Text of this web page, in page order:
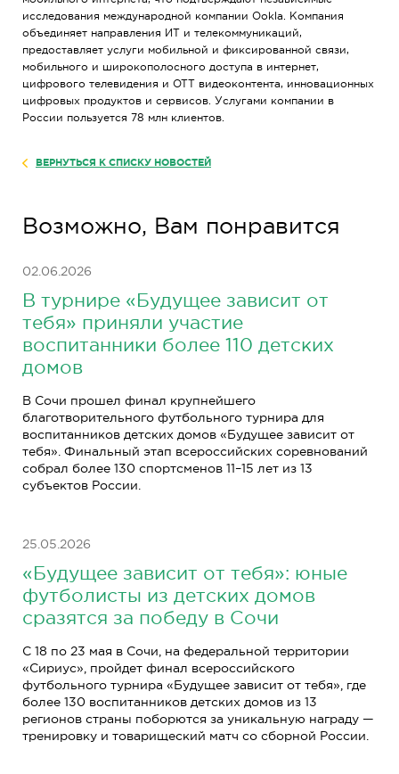
исследования международной компании Ookla. Компания
объединяет направления ИТ и телекоммуникаций,
предоставляет услуги мобильной и фиксированной связи,
мобильного и широкополосного доступа в интернет,
цифрового телевидения и OTT видеоконтента, инновационных
цифровых продуктов и сервисов. Услугами компании в
России пользуется 78 млн клиентов.
ВЕРНУТЬСЯ К СПИСКУ НОВОСТЕЙ
Возможно, Вам понравится
02.06.2026
В турнире «Будущее зависит от
тебя» приняли участие
воспитанники более 110 детских
домов
В Сочи прошел финал крупнейшего
благотворительного футбольного турнира для
воспитанников детских домов «Будущее зависит от
тебя». Финальный этап всероссийских соревнований
собрал более 130 спортсменов 11–15 лет из 13
субъектов России.
25.05.2026
«Будущее зависит от тебя»: юные
футболисты из детских домов
сразятся за победу в Сочи
С 18 по 23 мая в Сочи, на федеральной территории
«Сириус», пройдет финал всероссийского
футбольного турнира «Будущее зависит от тебя», где
более 130 воспитанников детских домов из 13
регионов страны поборются за уникальную награду —
тренировку и товарищеский матч со сборной России.